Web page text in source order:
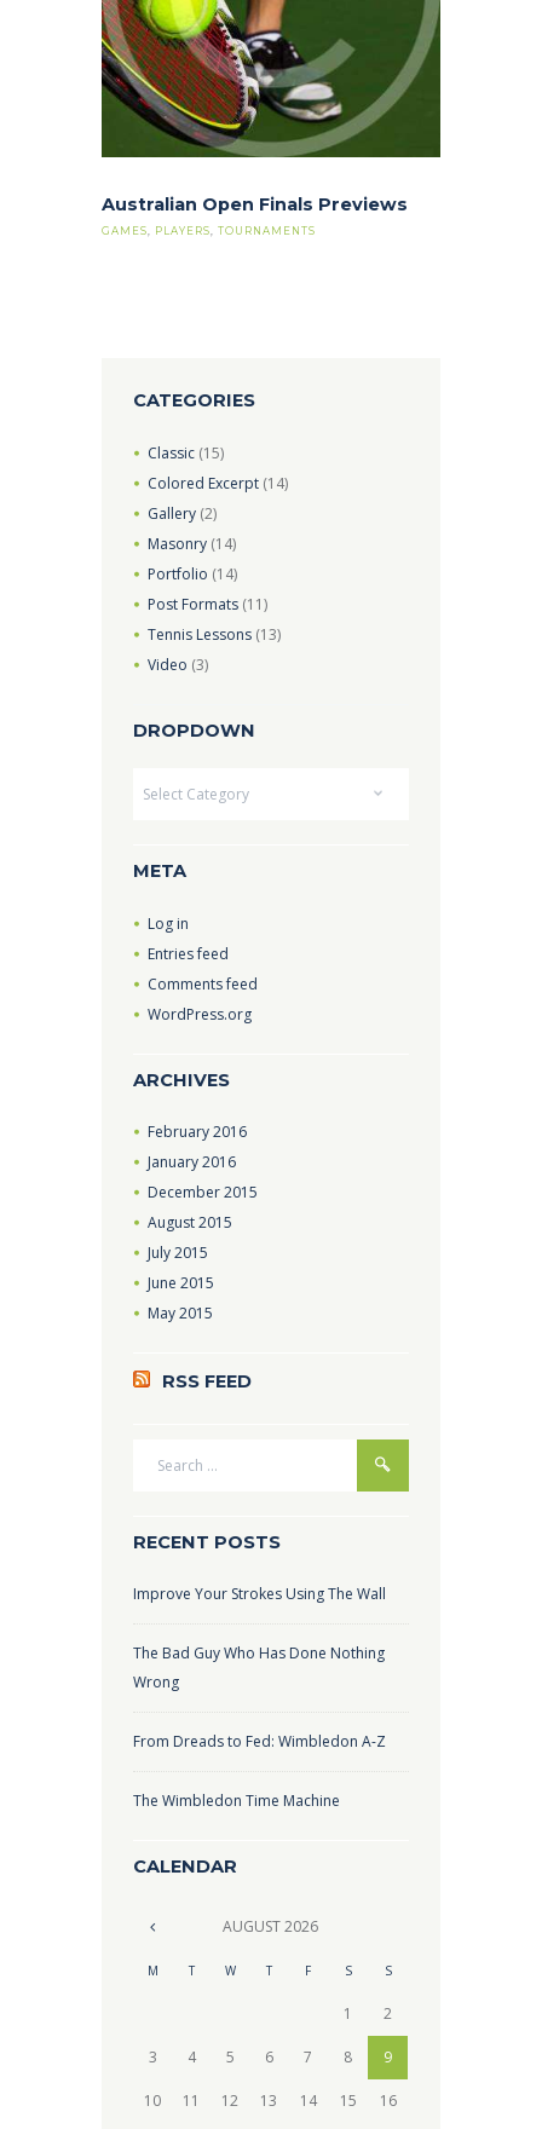
Australian Open Finals Previews
GAMES PLAYERS TOURNAMENTS
CATEGORIES
Classic (15)
Colored Excerpt (14)
Gallery (2)
Masonry (14)
Portfolio (14)
Post Formats (11)
Tennis Lessons (13)
Video (3)
DROPDOWN
META
Log in
Entries feed
Comments feed
WordPress.org
ARCHIVES
February2016
January2016
December2015
August2015
July2015
June2015
May2015
RSS FEED
RECENT POSTS
Improve Your Strokes Using The Wall
The Bad Guy Who Has Done Nothing
Wrong
From Dreads to Fed: Wimbledon A-Z
The Wimbledon Time Machine
CALENDAR
AUGUST2026
M T W T F S S
1 2
3 4 5 6 7 8 9
10 11 12 13 14 15 16